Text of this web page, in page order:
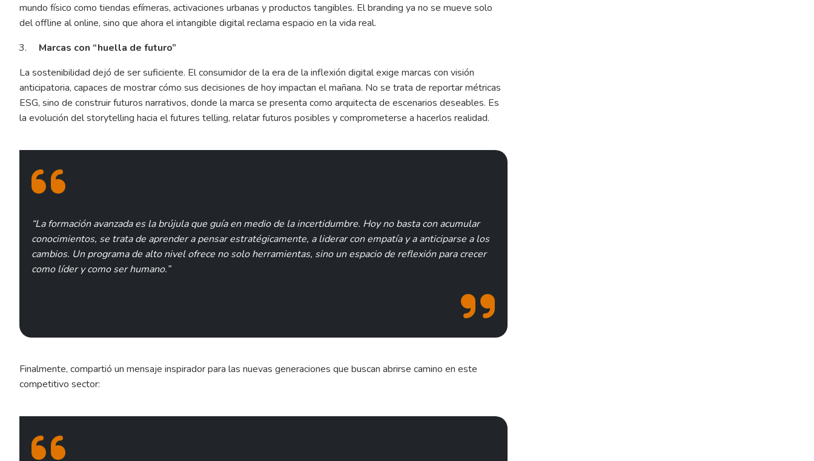
mundo físico como tiendas efímeras, activaciones urbanas y productos tangibles. El branding ya no se mueve solo
del offline al online, sino que ahora el intangible digital reclama espacio en la vida real.
Marcas con “huella de futuro”
La sostenibilidad dejó de ser suficiente. El consumidor de la era de la inflexión digital exige marcas con visión
anticipatoria, capaces de mostrar cómo sus decisiones de hoy impactan el mañana. No se trata de reportar métricas
ESG, sino de construir futuros narrativos, donde la marca se presenta como arquitecta de escenarios deseables. Es
la evolución del storytelling hacia el futures telling, relatar futuros posibles y comprometerse a hacerlos realidad.
“La formación avanzada es la brújula que guía en medio de la incertidumbre. Hoy no basta con acumular
conocimientos, se trata de aprender a pensar estratégicamente, a liderar con empatía y a anticiparse a los
cambios. Un programa de alto nivel ofrece no solo herramientas, sino un espacio de reflexión para crecer
como líder y como ser humano.”
Finalmente, compartió un mensaje inspirador para las nuevas generaciones que buscan abrirse camino en este
competitivo sector: